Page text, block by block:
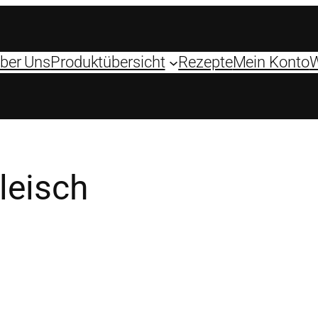
UnsProduktübersicht RezepteMein Konto